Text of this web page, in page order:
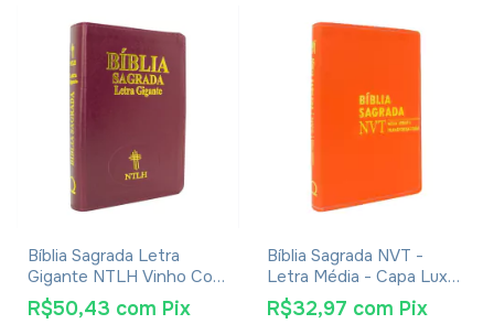
Bíblia Sagrada Letra
Gigante NTLH Vinho Com
Índice
R$50,43 com Pix
Bíblia Sagrada NVT -
Letra Média - Capa Luxo
Laranja
R$32,97 com Pix